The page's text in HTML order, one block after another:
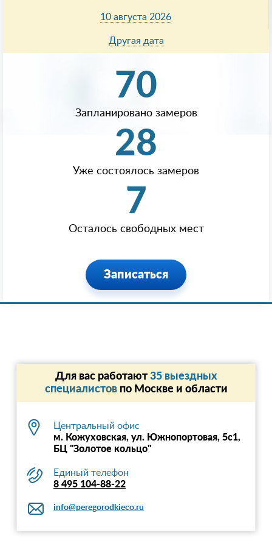
10 августа 2026
Другая дата
70
Запланировано замеров
28
Уже состоялось замеров
7
Осталось свободных мест
Записаться
Для вас работают35 выездных
специалистовпо Москве и области
Центральный офис
м. Кожуховская, ул. Южнопортовая, 5с1,
БЦ "Золотое кольцо"
Единый телефон
8 495 104-88-22
info@peregorodkieco.ru